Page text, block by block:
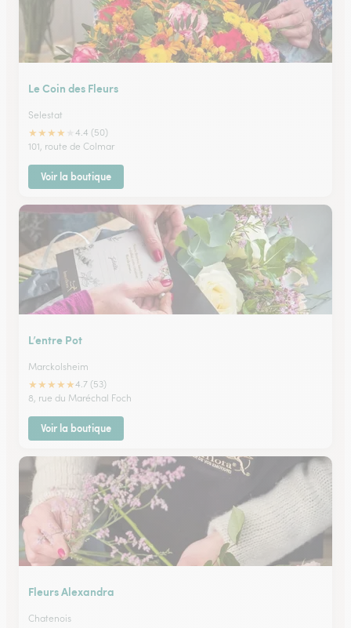
Le Coin des Fleurs
Selestat
★★★★
4.4 (50)
101, route de Colmar
Voir la boutique
L’entre Pot
Marckolsheim
★★★★★4.7 (53)
8, rue du Maréchal Foch
Voir la boutique
Fleurs Alexandra
Chatenois